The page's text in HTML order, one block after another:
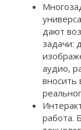
дают
задачи:
аудио,
вносить
работа.